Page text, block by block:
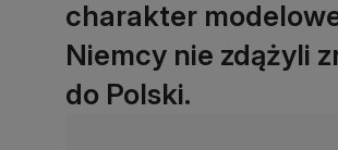
charakter
Niemcy nie zdążyli
do Polski.